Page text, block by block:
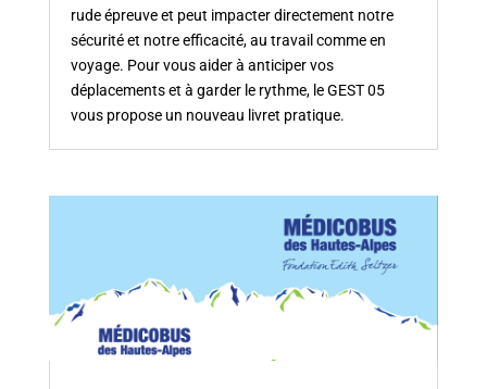
rude épreuve et peut impacter directement notre
sécurité et notre efficacité, au travail comme en
voyage. Pour vous aider à anticiper vos
déplacements et à garder le rythme, le GEST 05
vous propose un nouveau livret pratique.